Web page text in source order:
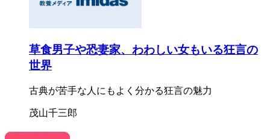
草食男子や恐妻家、わわしい女もいる狂言の
世界
古典が苦手な人にもよく分かる狂言の魅力
茂山千三郎